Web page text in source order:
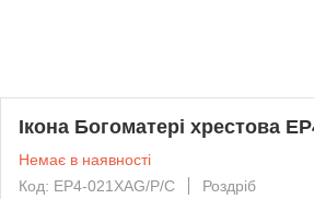
Ікона Богоматері хрестова
Немає в наявності
Код: EP4-021XAG/P/C
Роздріб